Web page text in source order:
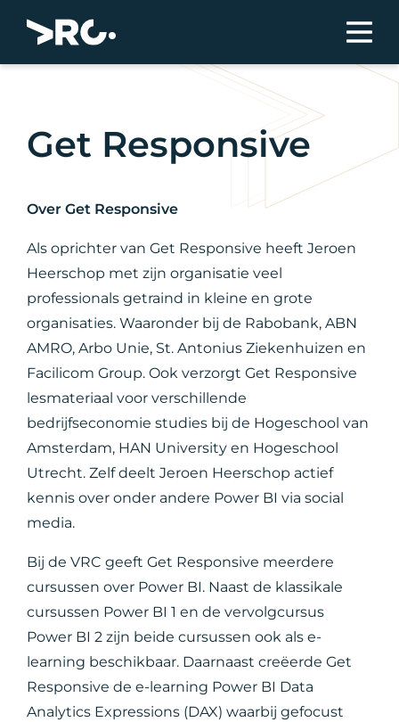
Get Responsive
Over Get Responsive
Als oprichter van Get Responsive heeft Jeroen
Heerschop met zijn organisatie veel
professionals getraind in kleine en grote
organisaties. Waaronder bij de Rabobank, ABN
AMRO, Arbo Unie, St. Antonius Ziekenhuizen en
Facilicom Group. Ook verzorgt Get Responsive
lesmateriaal voor verschillende
bedrijfseconomie studies bij de Hogeschool van
Amsterdam, HAN University en Hogeschool
Utrecht. Zelf deelt Jeroen Heerschop actief
kennis over onder andere Power BI via social
media.
Bij de VRC geeft Get Responsive meerdere
cursussen over Power BI. Naast de klassikale
cursussen Power BI 1 en de vervolgcursus
Power BI 2 zijn beide cursussen ook als e-
learning beschikbaar. Daarnaast creëerde Get
Responsive de e-learning Power BI Data
Analytics Expressions (DAX) waarbij gefocust